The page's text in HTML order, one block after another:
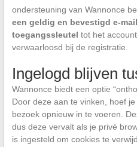
ondersteuning van Wannonce
een geldig en bevestigd e-
toegangssleutel tot het
verwaarloosd bij de registratie.
Ingelogd blijven
Wannonce biedt een optie
Door deze aan te vinken, hoef
bezoek opnieuw in te voeren.
dus deze vervalt als je privé
is ingesteld om cookies te